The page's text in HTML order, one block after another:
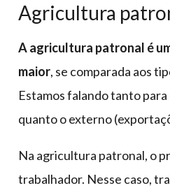
Agricultura
A agricultura patronal é
maior, se comparada aos
Estamos falando tanto
quanto o externo
Na agricultura patronal, o
trabalhador. Nesse caso,